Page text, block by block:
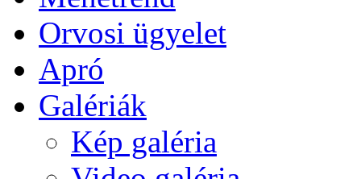
Orvosi ügyelet
Apró
Galériák
Kép galéria